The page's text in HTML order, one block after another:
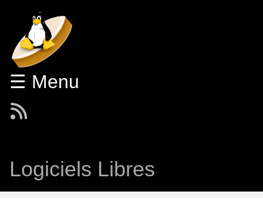
☰ Menu
Logiciels Libres